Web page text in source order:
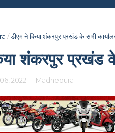
/डीएम ने किया शंकरपुर प्रखंड के सभी
शंकरपुर प्रखंड
2022 - Madhepura